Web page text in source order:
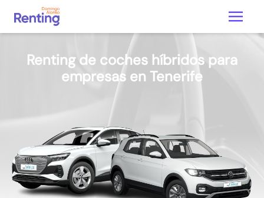
Renting de coches híbridos para
empresas en Tenerife